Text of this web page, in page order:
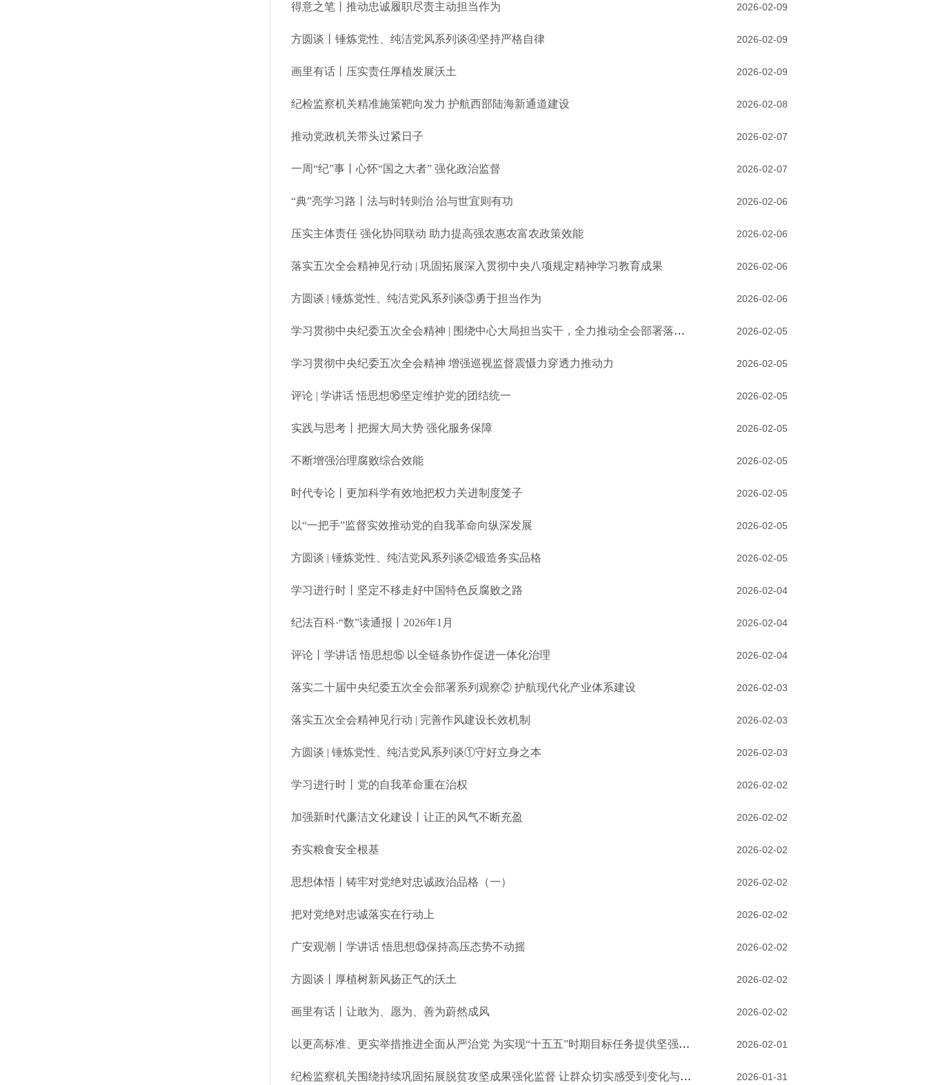
得意之笔丨推动忠诚履职尽责主动担当作为 2026-02-09
方圆谈丨锤炼党性、纯洁党风系列谈④坚持严格自律 2026-02-09
画里有话丨压实责任厚植发展沃土 2026-02-09
纪检监察机关精准施策靶向发力 护航西部陆海新通道建设 2026-02-08
推动党政机关带头过紧日子 2026-02-07
一周“纪”事丨心怀“国之大者” 强化政治监督 2026-02-07
“典”亮学习路丨法与时转则治 治与世宜则有功 2026-02-06
压实主体责任 强化协同联动 助力提高强农惠农富农政策效能 2026-02-06
落实五次全会精神见行动 | 巩固拓展深入贯彻中央八项规定精神学习教育成果 2026-02-06
方圆谈 | 锤炼党性、纯洁党风系列谈③勇于担当作为 2026-02-06
学习贯彻中央纪委五次全会精神 | 围绕中心大局担当实干，全力推动全会部署落地见效 2026-02-05
学习贯彻中央纪委五次全会精神 增强巡视监督震慑力穿透力推动力 2026-02-05
评论 | 学讲话 悟思想⑯坚定维护党的团结统一 2026-02-05
实践与思考丨把握大局大势 强化服务保障 2026-02-05
不断增强治理腐败综合效能 2026-02-05
时代专论丨更加科学有效地把权力关进制度笼子 2026-02-05
以“一把手”监督实效推动党的自我革命向纵深发展 2026-02-05
方圆谈 | 锤炼党性、纯洁党风系列谈②锻造务实品格 2026-02-05
学习进行时丨坚定不移走好中国特色反腐败之路 2026-02-04
纪法百科·“数”读通报丨2026年1月 2026-02-04
评论丨学讲话 悟思想⑮ 以全链条协作促进一体化治理 2026-02-04
落实二十届中央纪委五次全会部署系列观察② 护航现代化产业体系建设 2026-02-03
落实五次全会精神见行动 | 完善作风建设长效机制 2026-02-03
方圆谈 | 锤炼党性、纯洁党风系列谈①守好立身之本 2026-02-03
学习进行时丨党的自我革命重在治权 2026-02-02
加强新时代廉洁文化建设丨让正的风气不断充盈 2026-02-02
夯实粮食安全根基 2026-02-02
思想体悟丨铸牢对党绝对忠诚政治品格（一） 2026-02-02
把对党绝对忠诚落实在行动上 2026-02-02
广安观潮丨学讲话 悟思想⑬保持高压态势不动摇 2026-02-02
方圆谈丨厚植树新风扬正气的沃土 2026-02-02
画里有话丨让敢为、愿为、善为蔚然成风 2026-02-02
以更高标准、更实举措推进全面从严治党 为实现“十五五”时期目标任务提供坚强保障 2026-02-01
纪检监察机关围绕持续巩固拓展脱贫攻坚成果强化监督 让群众切实感受到变化与温暖 2026-01-31